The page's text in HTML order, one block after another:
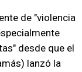
de "violencia
desde que el
lanzó la